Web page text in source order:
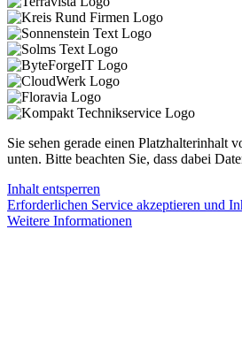
Sie sehen gerade einen Platzhalterinhalt
unten. Bitte beachten Sie, dass dabei
Inhalt entsperren
Erforderlichen Service akzeptieren und
Weitere Informationen